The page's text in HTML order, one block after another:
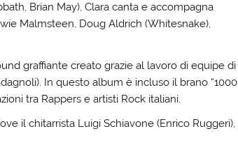
Brian May), Clara canta e accompagna
Malmsteen, Doug Aldrich (Whitesnake),
graffiante creato grazie al lavoro di equipe di
In questo album è incluso il brano “1000
tra Rappers e artisti Rock italiani.
il chitarrista Luigi Schiavone (Enrico Ruggeri),